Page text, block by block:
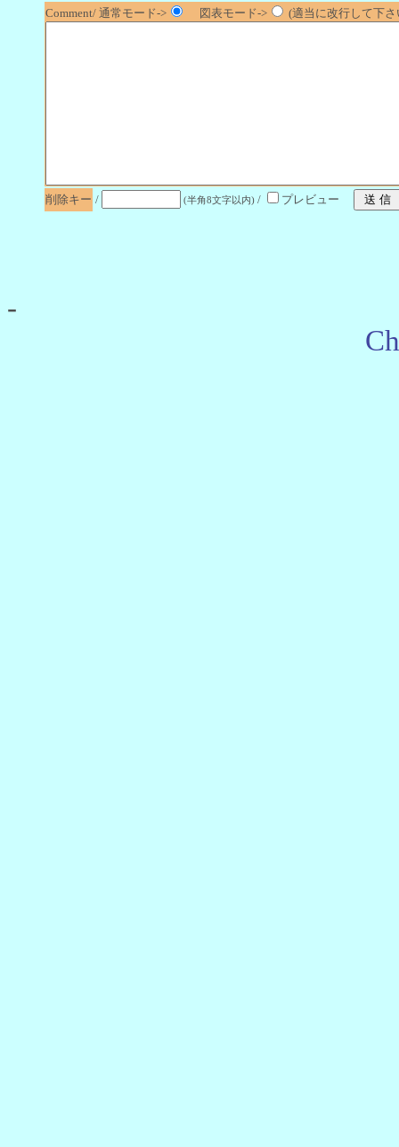
Comment/ 通常モード->
図表モード-> (適当に改行して下
削除キー / (半角8文字以内) / プレビュー
-